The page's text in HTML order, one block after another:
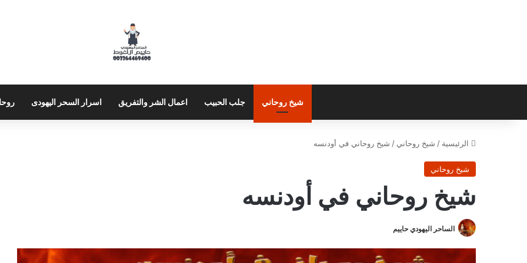
شيخ روحاني جلب الحبيب اعمال الشر والتفريق اسرار السحر اليهودى
الرئيسية / شيخ روحاني / شيخ روحاني في أودنسه
شيخ روحاني
شيخ روحاني في أودنسه
الساحر اليهودي حاييم